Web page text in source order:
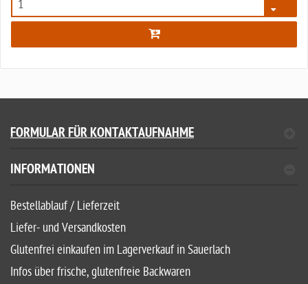
2190
FORMULAR FÜR KONTAKTAUFNAHME
INFORMATIONEN
Bestellablauf / Lieferzeit
Liefer- und Versandkosten
Glutenfrei einkaufen im Lagerverkauf in Sauerlach
Infos über frische, glutenfreie Backwaren